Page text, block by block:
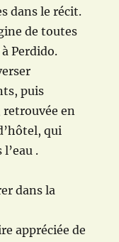
dans le récit.
de toutes
Perdido.
puis
retrouvée en
qui
.
dans la
appréciée de